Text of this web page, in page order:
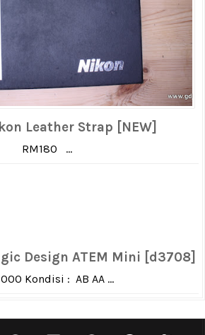
Leather Strap [NEW]
RM180 ...
Design ATEM Mini [d3708]
Kondisi : AB AA ...